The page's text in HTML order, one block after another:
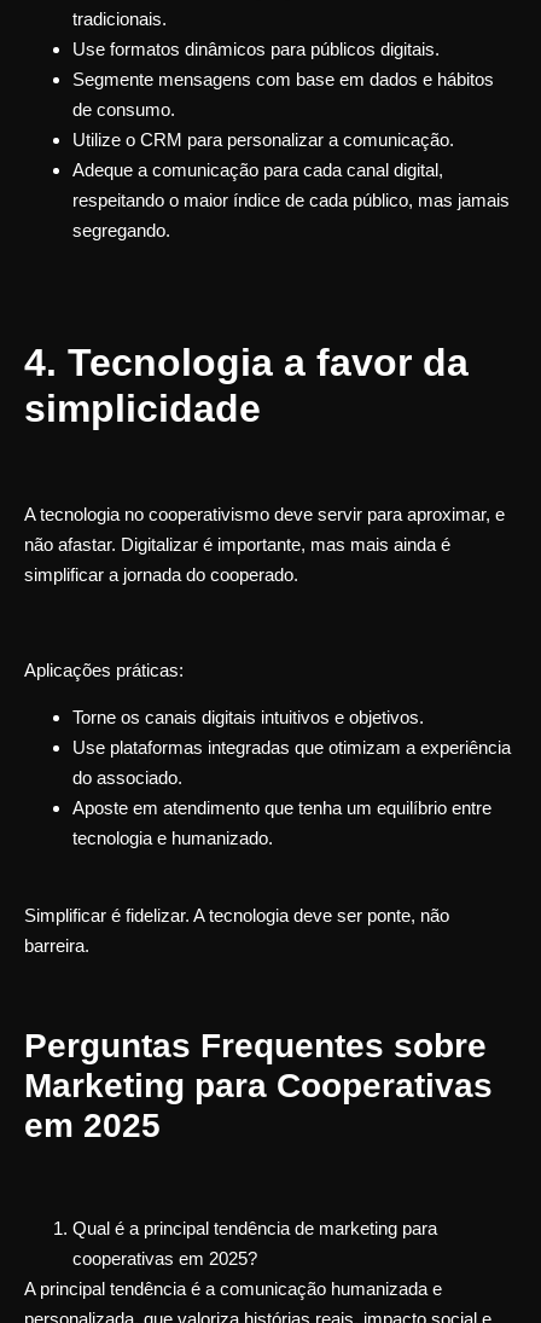
tradicionais.
Use formatos dinâmicos para públicos digitais.
Segmente mensagens com base em dados e hábitos
de consumo.
Utilize o CRM para personalizar a comunicação.
Adeque a comunicação para cada canal digital,
respeitando o maior índice de cada público, mas jamais
segregando.
4. Tecnologia a favor da
simplicidade
A tecnologia no cooperativismo deve servir para aproximar, e
não afastar. Digitalizar é importante, mas mais ainda é
simplificar a jornada do cooperado.
Aplicações práticas:
Torne os canais digitais intuitivos e objetivos.
Use plataformas integradas que otimizam a experiência
do associado.
Aposte em atendimento que tenha um equilíbrio entre
tecnologia e humanizado.
Simplificar é fidelizar. A tecnologia deve ser ponte, não
barreira.
Perguntas Frequentes sobre
Marketing para Cooperativas
em 2025
Qual é a principal tendência de marketing para
cooperativas em 2025?
A principal tendência é a comunicação humanizada e
personalizada, que valoriza histórias reais, impacto social e